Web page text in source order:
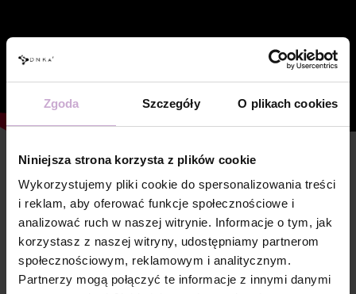
Zgoda Szczegóły O plikach cookies
Niniejsza strona korzysta z plików cookie
Wykorzystujemy pliki cookie do spersonalizowania treści
i reklam, aby oferować funkcje społecznościowe i
analizować ruch w naszej witrynie. Informacje o tym, jak
korzystasz z naszej witryny, udostępniamy partnerom
społecznościowym, reklamowym i analitycznym.
Partnerzy mogą połączyć te informacje z innymi danymi
Cechy
Skład
POLYACRYLIC ACID, HYDROXYPROPYL
METHACRYLATE, ACRYLATES COPOLYMER,
HYDROXYCYCLOHEXYL PHENYL KETONE,
ETHYL TRIMETHYLBENZOYL
PHENYLPHOSPHINATE, SILICA, +/- CI 77000,
CI 77007, CI 77491, CI 77492, CI 77499, CI
77742, CI 77891, CI 15850, CI 15985, CI 45380